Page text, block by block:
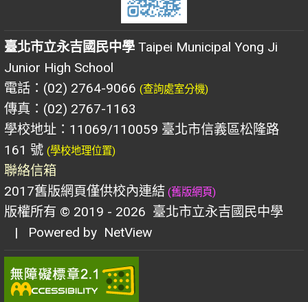
臺北市立永吉國民中學 Taipei Municipal Yong Ji
Junior High School
電話：(02) 2764-9066 (查詢處室分機)
傳真：(02) 2767-1163
學校地址：11069/110059 臺北市信義區松隆路
161 號 (學校地理位置)
聯絡信箱
2017舊版網頁僅供校內連結 (舊版網頁)
版權所有 © 2019 - 2026 臺北市立永吉國民中學
| Powered by NetView